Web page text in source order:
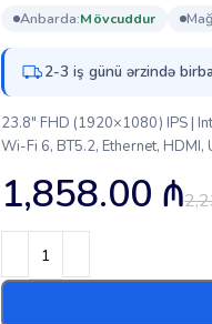
anbarda: mövcuddur
2-3 iş günü ərzində
23.8″ FHD (1920×1080) IPS |
Wi-Fi 6, BT5.2, Ethernet, HDMI,
1,858.00 ₼